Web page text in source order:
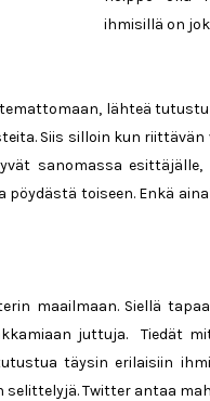
ihmisillä on
lähteä
Siis silloin kun
sanomassa
pöydästä toiseen. Enkä
maailmaan. Siellä
juttuja. Tiedät
täysin erilaisiin
Twitter antaa